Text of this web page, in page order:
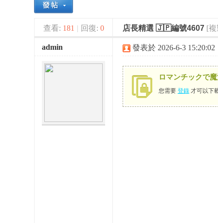
🥇
日
» › › ›
查看: 181 | 回復: 0 店長精選 🇯🇵編號4607 [
admin 發表於 2026-6-3 15:20:02
ロマンチックで
您需要 登錄 才可以下